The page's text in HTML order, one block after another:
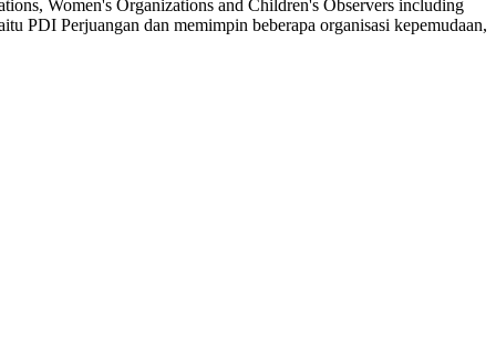
Women's Organizations and Children's Observers including
PDI Perjuangan dan memimpin beberapa organisasi kepemudaan,